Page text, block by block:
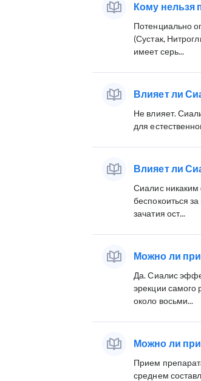
Кому нельзя
Потенциально
(Сустак,
имеет серь...
Влияет ли
Не влияет.
для
Влияет ли
Сиалис никаким
беспокоиться
зачатия ост...
Можно ли
Да. Сиалис
эрекции самого
около восьми...
Можно ли
Прием
среднем